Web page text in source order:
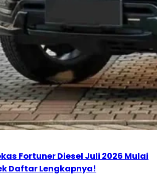
Fortuner Diesel Juli 2026 Mulai
Daftar Lengkapnya!